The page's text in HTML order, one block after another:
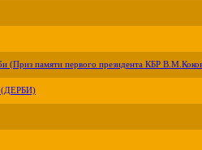
(Приз памяти первого президента КБР